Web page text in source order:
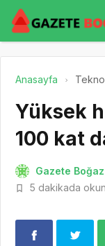
Anasayfa
Yüksek
100 kat
Gazete Boğaz
5 dakikada